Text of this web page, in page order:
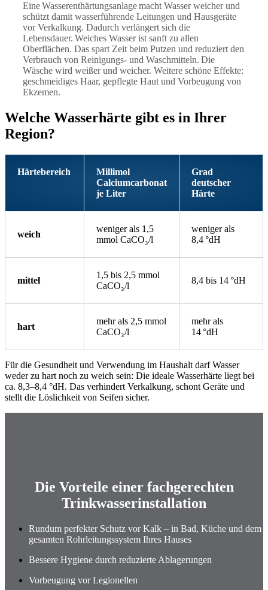
Eine Wasserenthärtungsanlage macht Wasser weicher und
schützt damit wasserführende Leitungen und Hausgeräte
vor Verkalkung. Dadurch verlängert sich die
Lebensdauer. Weiches Wasser ist sanft zu allen
Oberflächen. Das spart Zeit beim Putzen und reduziert den
Verbrauch von Reinigungs- und Waschmitteln. Die
Wäsche wird weißer und weicher. Weitere schöne Effekte:
geschmeidiges Haar, gepflegte Haut und Vorbeugung von
Ekzemen.
Welche Wasserhärte gibt es in Ihrer
Region?
Härtebereich
Millimol
Calciumcarbonat
je Liter
Grad
deutscher
Härte
weich
weniger als 1,5
mmol CaCO₃/l
weniger als
8,4 °dH
mittel
1,5 bis 2,5 mmol
CaCO₃/l
8,4 bis 14 °dH
hart
mehr als 2,5 mmol
CaCO₃/l
mehr als
14 °dH
Für die Gesundheit und Verwendung im Haushalt darf Wasser
weder zu hart noch zu weich sein: Die ideale Wasserhärte liegt bei
ca. 8,3–8,4 °dH. Das verhindert Verkalkung, schont Geräte und
stellt die Löslichkeit von Seifen sicher.
Die Vorteile einer fachgerechten
Trinkwasserinstallation
Rundum perfekter Schutz vor Kalk – in Bad, Küche und dem
gesamten Rohrleitungssystem Ihres Hauses
Bessere Hygiene durch reduzierte Ablagerungen
Vorbeugung vor Legionellen